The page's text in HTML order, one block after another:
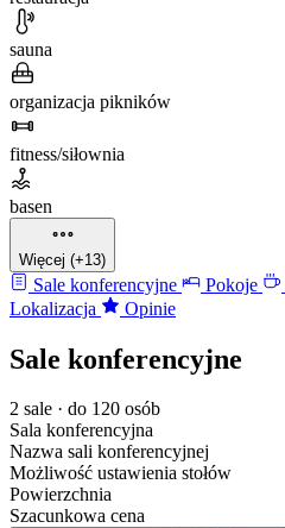
sauna
organizacja pikników
fitness/siłownia
basen
Więcej (+13)
Sale konferencyjne Pokoje
Lokalizacja
Opinie
Sale konferencyjne
2 sale · do 120 osób
Sala konferencyjna
Nazwa sali konferencyjnej
Możliwość ustawienia stołów
Powierzchnia
Szacunkowa cena